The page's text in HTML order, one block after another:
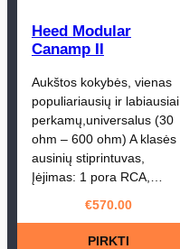
Heed Modular
Canamp II
Aukštos kokybės, vienas
populiariausių ir labiausiai
perkamų,universalus (30
ohm – 600 ohm) A klasės
ausinių stiprintuvas,
Įėjimas: 1 pora RCA,…
€570.00
PIRKTI